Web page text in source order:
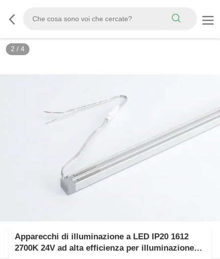
2 / 4
Apparecchi di illuminazione a LED IP20 1612
2700K 24V ad alta efficienza per illuminazione